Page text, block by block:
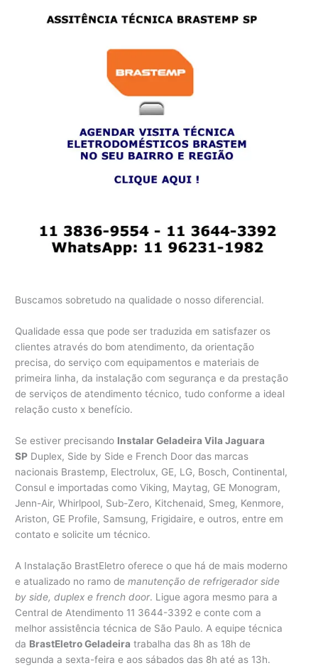
Buscamos sobretudo na qualidade o nosso diferencial.
Qualidade essa que pode ser traduzida em satisfazer os
clientes através do bom atendimento, da orientação
precisa, do serviço com equipamentos e materiais de
primeira linha, da instalação com segurança e da prestação
de serviços de atendimento técnico, tudo conforme a ideal
relação custo x benefício.
Se estiver precisando Instalar Geladeira Vila Jaguara
SP Duplex, Side by Side e French Door das marcas
nacionais Brastemp, Electrolux, GE, LG, Bosch, Continental,
Consul e importadas como Viking, Maytag, GE Monogram,
Jenn-Air, Whirlpool, Sub-Zero, Kitchenaid, Smeg, Kenmore,
Ariston, GE Profile, Samsung, Frigidaire, e outros, entre em
contato e solicite um técnico.
A Instalação BrastEletro oferece o que há de mais moderno
e atualizado no ramo demanutenção de refrigerador side
by side, duplex e french door. Ligue agora mesmo para a
Central de Atendimento 11 3644-3392 e conte com a
melhor assistência técnica de São Paulo. A equipe técnica
da BrastEletro Geladeira trabalha das 8h as 18h de
segunda a sexta-feira e aos sábados das 8h até as 13h.